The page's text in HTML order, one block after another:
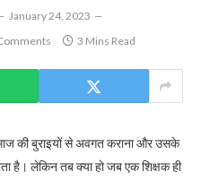
January 24, 2023
3 Mins Read
की बुराइयों से अवगत कराना और उसके
है। लेकिन तब क्या हो जब एक शिक्षक ही